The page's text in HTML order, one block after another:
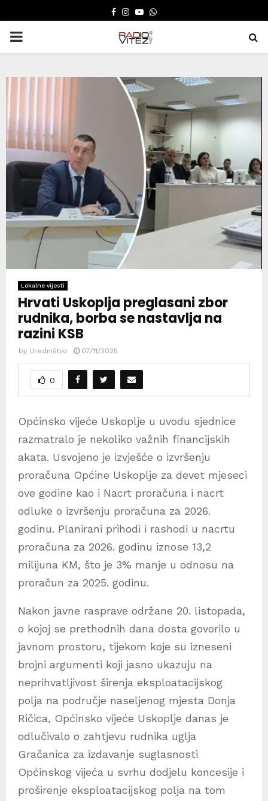
FACEBOOK
INSTAGRAM
YOUTUBE
WHATSAPP
PRIMARY
Lokalne vijesti
Hrvati Uskoplja preglasani zbor
rudnika, borba se nastavlja na
razini KSB
by Uredništvo 07/11/2025
0
Općinsko vijeće Uskoplje u uvodu sjednice
razmatralo je nekoliko važnih financijskih
akata. Usvojeno je izvješće o izvršenju
proračuna Općine Uskoplje za devet mjeseci
ove godine kao i Nacrt proračuna i nacrt
odluke o izvršenju proračuna za 2026.
godinu. Planirani prihodi i rashodi u nacrtu
proračuna za 2026. godinu iznose 13,2
milijuna KM, što je 3% manje u odnosu na
proračun za 2025. godinu.
Nakon javne rasprave održane 20. listopada,
o kojoj se prethodnih dana dosta govorilo u
javnom prostoru, tijekom koje su izneseni
brojni argumenti koji jasno ukazuju na
neprihvatljivost širenja eksploatacijskog
polja na područje naseljenog mjesta Donja
Ričica, Općinsko vijeće Uskoplje danas je
odlučivalo o zahtjevu rudnika uglja
Gračanica za izdavanje suglasnosti
Općinskog vijeća u svrhu dodjelu koncesije i
proširenje eksploatacijskog polja na tom